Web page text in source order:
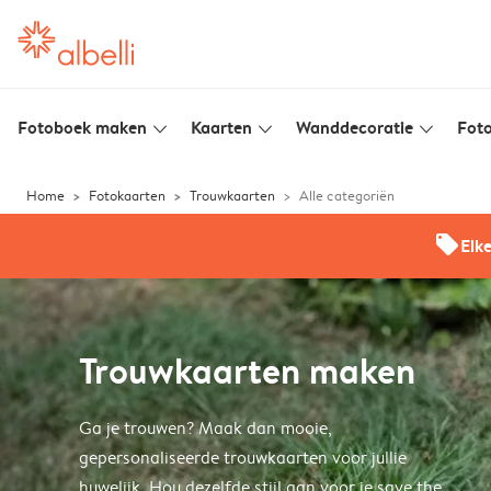
Fotoboek maken slim_arrow_down Kaarten slim_arrow_down Wanddecoratie slim_arrow_down
Home Fotokaarten Trouwkaarten Alle categoriën
offers
Trouwkaarten maken
Ga je trouwen? Maak dan mooie,
gepersonaliseerde trouwkaarten voor jullie